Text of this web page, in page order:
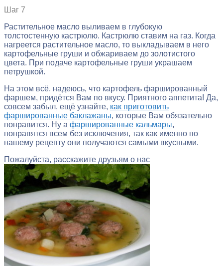
Шаг 7
Растительное масло выливаем в глубокую
толстостенную кастрюлю. Кастрюлю ставим на газ. Когда
нагреется растительное масло, то выкладываем в него
картофельные груши и обжариваем до золотистого
цвета. При подаче картофельные груши украшаем
петрушкой.
На этом всё. надеюсь, что картофель фаршированный
фаршем, придётся Вам по вкусу. Приятного аппетита! Да,
совсем забыл, ещё узнайте, как приготовить
фаршированные баклажаны, которые Вам обязательно
понравится. Ну а фаршированные кальмары,
понравятся всем без исключения, так как именно по
нашему рецепту они получаются самыми вкусными.
Пожалуйста, расскажите друзьям о нас